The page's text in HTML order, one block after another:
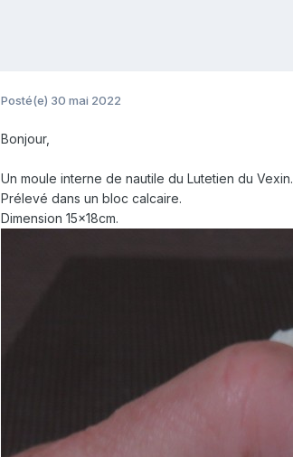
Posté(e) 30 mai 2022
Bonjour,
Un moule interne de nautile du Lutetien du Vexin.
Prélevé dans un bloc calcaire.
Dimension 15x18cm.